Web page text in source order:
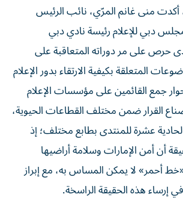
أكدت منى غانم المرّي، نائب الرئيس
دبي للإعلام رئيسة نادي دبي
حرص على مر دوراته المتعاقبة على
المتعلقة بكيفية الارتقاء بدور الإعلام
جمع القائمين على مؤسسات الإعلام
القرار ضمن مختلف القطاعات الحيوية،
عشرة للمنتدى بطابع مختلف؛ إذ
أن أمن الإمارات وسلامة أراضيها
أحمر» لا يمكن المساس به، مع إبراز
إرساء هذه الحقيقة الراسخة.